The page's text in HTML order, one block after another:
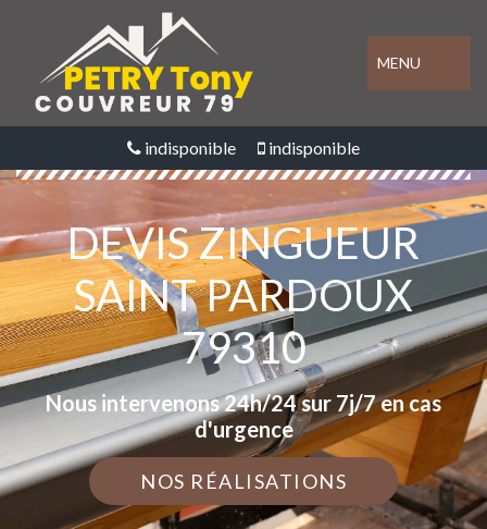
MENU
indisponible indisponible
DEVIS ZINGUEUR
SAINT PARDOUX
79310
Nous intervenons 24h/24 sur 7j/7 en cas
d'urgence
NOS RÉALISATIONS